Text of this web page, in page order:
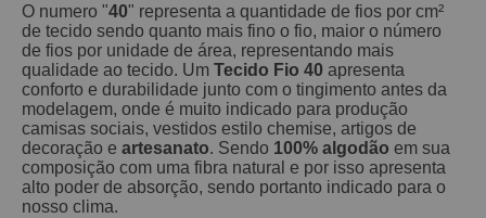
O numero "40" representa a quantidade de fios por cm²
de tecido sendo quanto mais fino o fio, maior o número
de fios por unidade de área, representando mais
qualidade ao tecido. Um Tecido Fio 40 apresenta
conforto e durabilidade junto com o tingimento antes da
modelagem, onde é muito indicado para produção
camisas sociais, vestidos estilo chemise, artigos de
decoração e artesanato. Sendo 100% algodão em sua
composição com uma fibra natural e por isso apresenta
alto poder de absorção, sendo portanto indicado para o
nosso clima.